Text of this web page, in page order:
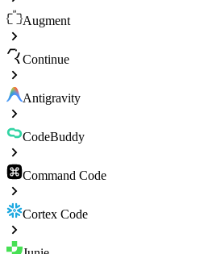
Augment
Continue
Antigravity
CodeBuddy
Command Code
Cortex Code